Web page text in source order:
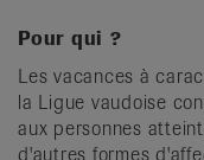
Pour qui ?
Les vacances à
la Ligue vaudoise
aux personnes
d'autres formes